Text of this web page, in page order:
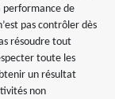
performance de
pas contrôler dès
résoudre tout
toute les
un résultat
non